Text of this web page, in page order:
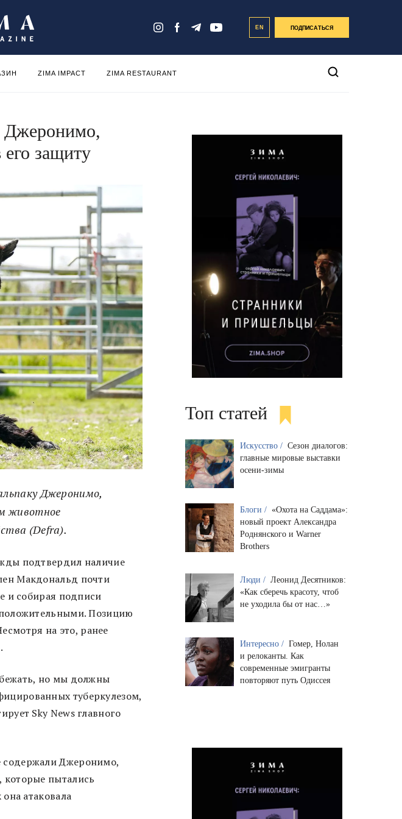
EN ПОДПИСАТЬСЯ
ZIMA IMPACT ZIMA RESTAURANT
Джеронимо,
защиту
Джеронимо,
животное
(Defra).
подтвердил наличие
Макдональд почти
и собирая подписи
Позицию
на это, ранее
но мы должны
туберкулезом,
Sky News главного
содержали Джеронимо,
которые пытались
атаковала
Топ статей
Искусство / Сезон диалогов:
главные мировые выставки
осени-зимы
Блоги / «Охота на Саддама»:
новый проект Александра
Роднянского и Warner
Brothers
Люди / Леонид Десятников:
«Как сберечь красоту, чтоб
не уходила бы от нас…»
Интересно / Гомер, Нолан
и релоканты. Как
современные эмигранты
повторяют путь Одиссея